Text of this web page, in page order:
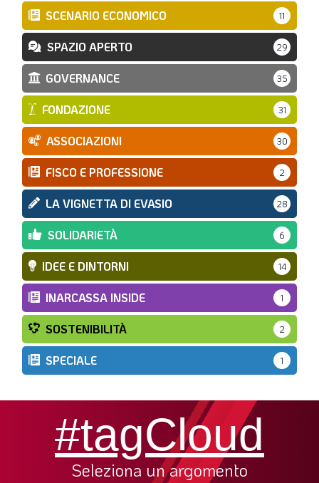
SCENARIO ECONOMICO 11
SPAZIO APERTO 29
GOVERNANCE 35
FONDAZIONE 31
ASSOCIAZIONI 30
FISCO E PROFESSIONE 2
LA VIGNETTA DI EVASIO 28
SOLIDARIETÀ 6
IDEE E DINTORNI 14
INARCASSA INSIDE 1
SOSTENIBILITÀ 2
SPECIALE 1
#tagCloud
Seleziona un argomento